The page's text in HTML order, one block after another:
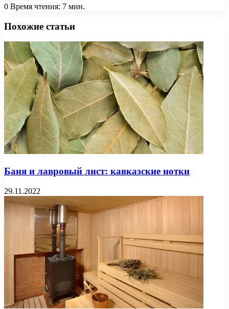
0 Время чтения: 7 мин.
Похожие статьи
Баня и лавровый лист: кавказские нотки
29.11.2022